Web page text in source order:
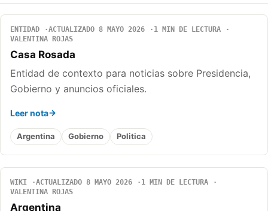
ENTIDAD ACTUALIZADO 8 MAYO 2026
1 MIN DE LECTURA
VALENTINA ROJAS
Casa Rosada
Entidad de contexto para noticias sobre Presidencia,
Gobierno y anuncios oficiales.
Leer nota
Argentina Gobierno Politica
WIKI ACTUALIZADO 8 MAYO 2026
1 MIN DE LECTURA
VALENTINA ROJAS
Argentina